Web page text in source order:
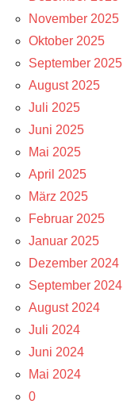
November 2025
Oktober 2025
September 2025
August 2025
Juli 2025
Juni 2025
Mai 2025
April 2025
März 2025
Februar 2025
Januar 2025
Dezember 2024
September 2024
August 2024
Juli 2024
Juni 2024
Mai 2024
0